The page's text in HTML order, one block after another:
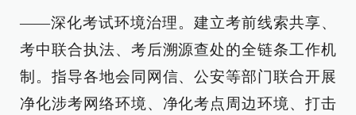
——深化考试环境治理。建立考前线索共享、
考中联合执法、考后溯源查处的全链条工作机
制。指导各地会同网信、公安等部门联合开展
净化涉考网络环境、净化考点周边环境、打击